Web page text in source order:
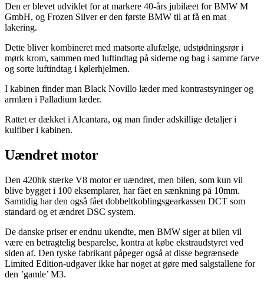
Den er blevet udviklet for at markere 40-års jubilæet for BMW M
GmbH, og Frozen Silver er den første BMW til at få en mat
lakering.
Dette bliver kombineret med matsorte alufælge, udstødningsrør i
mørk krom, sammen med luftindtag på siderne og bag i samme farve
og sorte luftindtag i kølerhjelmen.
I kabinen finder man Black Novillo læder med kontrastsyninger og
armlæn i Palladium læder.
Rattet er dækket i Alcantara, og man finder adskillige detaljer i
kulfiber i kabinen.
Uændret motor
Den 420hk stærke V8 motor er uændret, men bilen, som kun vil
blive bygget i 100 eksemplarer, har fået en sænkning på 10mm.
Samtidig har den også fået dobbeltkoblingsgearkassen DCT som
standard og et ændret DSC system.
De danske priser er endnu ukendte, men BMW siger at bilen vil
være en betragtelig besparelse, kontra at købe ekstraudstyret ved
siden af. Den tyske fabrikant påpeger også at disse begrænsede
Limited Edition-udgaver ikke har noget at gøre med salgstallene for
den ’gamle’ M3.